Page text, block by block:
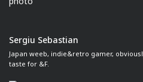
Sergiu Sebastian
Japan weeb, indie&retro gamer,
taste for &F.